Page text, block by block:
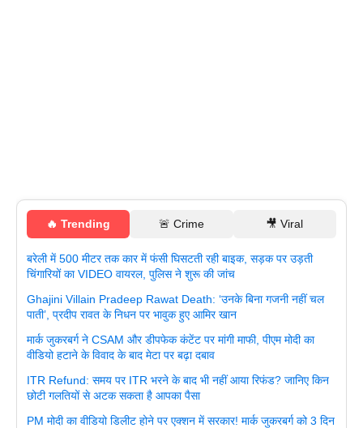
🔥 Trending 🚨 Crime 🎥 Viral
बरेली में 500 मीटर तक कार में फंसी घिसटती रही बाइक, सड़क पर उड़ती
चिंगारियों का VIDEO वायरल, पुलिस ने शुरू की जांच
Ghajini Villain Pradeep Rawat Death: ‘उनके बिना गजनी नहीं चल
पाती’, प्रदीप रावत के निधन पर भावुक हुए आमिर खान
मार्क जुकरबर्ग ने CSAM और डीपफेक कंटेंट पर मांगी माफी, पीएम मोदी का
वीडियो हटाने के विवाद के बाद मेटा पर बढ़ा दबाव
ITR Refund: समय पर ITR भरने के बाद भी नहीं आया रिफंड? जानिए किन
छोटी गलतियों से अटक सकता है आपका पैसा
PM मोदी का वीडियो डिलीट होने पर एक्शन में सरकार! मार्क जुकरबर्ग को 3 दिन